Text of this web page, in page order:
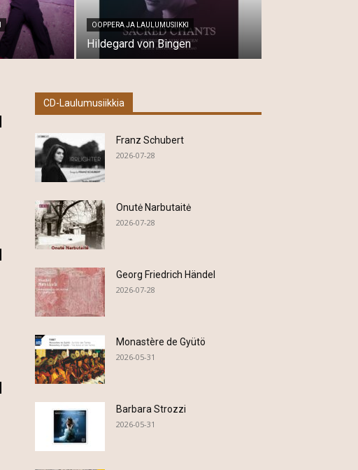
OOPPERA JA LAULUMUSIIKKI
Hildegard von Bingen
CD-Laulumusiikkia
Franz Schubert
2026-07-28
Onutė Narbutaitė
2026-07-28
Georg Friedrich Händel
2026-07-28
Monastère de Gyütö
2026-05-31
Barbara Strozzi
2026-05-31